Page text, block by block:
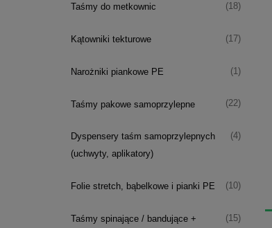
Taśmy do metkownic (18)
Kątowniki tekturowe (17)
Narożniki piankowe PE (1)
Taśmy pakowe samoprzylepne (22)
Dyspensery taśm samoprzylepnych
(uchwyty, aplikatory)
(4)
Folie stretch, bąbelkowe i pianki PE (10)
Taśmy spinające / bandujące +
(15)